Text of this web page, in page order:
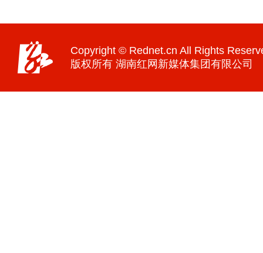
Copyright © Rednet.cn All Rights
版权所有 湖南红网新媒体集团有限公司